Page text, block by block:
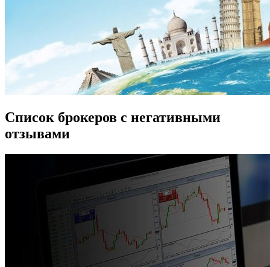
Список брокеров с негативными
отзывами